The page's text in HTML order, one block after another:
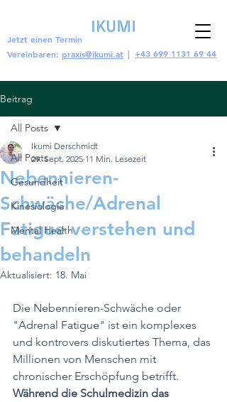
| +43 699 1131 69 44
Jetzt einen Termin
Vereinbaren: praxis@ikumi.at
Beitrag
All Posts
Gesundheit
Kinesiologie
Mental Health
All Posts
Nebennieren-
Schwäche/Adrenal
Fatigue verstehen und
behandeln
Ikumi Derschmidt
29. Sept. 2025 11 Min. Lesezeit
Aktualisiert: 18. Mai
Die Nebennieren-Schwäche oder
"Adrenal Fatigue" ist ein komplexes
und kontrovers diskutiertes Thema, das
Millionen von Menschen mit
chronischer Erschöpfung betrifft.
Während die Schulmedizin das